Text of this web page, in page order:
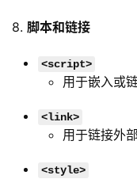
8. 脚本和链接
<script>
用于嵌入或
<link>
用于链接外
<style>